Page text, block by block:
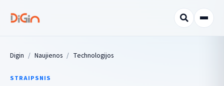
Digin Naujienos Technologijos
STRAIPSNIS